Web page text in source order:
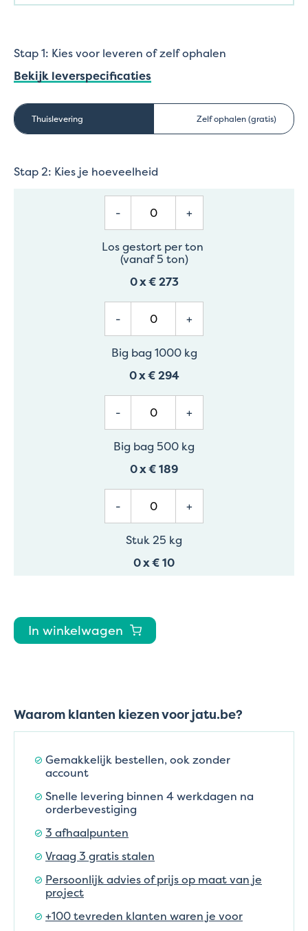
Stap 1: Kies voor leveren of zelf ophalen
Bekijk leverspecificaties
Thuislevering Zelf ophalen (gratis)
Stap 2: Kies je hoeveelheid
- +
Los gestort per ton
(vanaf 5 ton)
0x€ 273
- +
Big bag 1000 kg
0x€ 294
- +
Big bag 500 kg
0x€ 189
- +
Stuk 25 kg
0x€ 10
In winkelwagen
Waarom klanten kiezen voor jatu.be?
Gemakkelijk bestellen, ook zonder
account
Snelle levering binnen 4 werkdagen na
orderbevestiging
3 afhaalpunten
Vraag 3 gratis stalen
Persoonlijk advies of prijs op maat van je
project
+100 tevreden klanten waren je voor